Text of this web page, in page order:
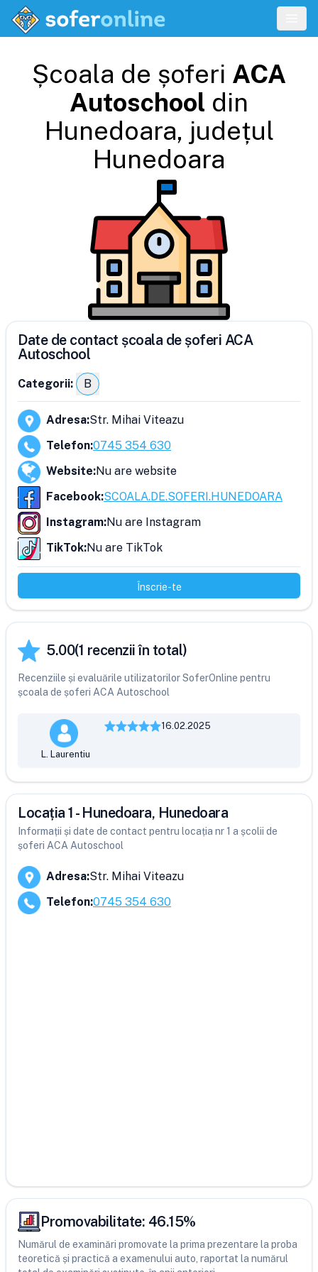
Școala de șoferi ACA
Autoschool din
Hunedoara, județul
Hunedoara
Date de contact școala de șoferi ACA
Autoschool
Categorii: B
Adresa:Str. Mihai Viteazu
Telefon:0745 354 630
Website:Nu are website
Facebook:SCOALA.DE.SOFERI.HUNEDOARA
Instagram:Nu are Instagram
TikTok:Nu are TikTok
Înscrie-te
5.00(1 recenzii în total)
Recenziile și evaluările utilizatorilor SoferOnline pentru
școala de șoferi ACA Autoschool
L. Laurentiu
16.02.2025
Locația 1 - Hunedoara, Hunedoara
Informații și date de contact pentru locația nr 1 a școlii de
șoferi ACA Autoschool
Adresa:Str. Mihai Viteazu
Telefon:0745 354 630
Promovabilitate: 46.15%
Numărul de examinări promovate la prima prezentare la proba
teoretică și practică a examenului auto, raportat la numărul